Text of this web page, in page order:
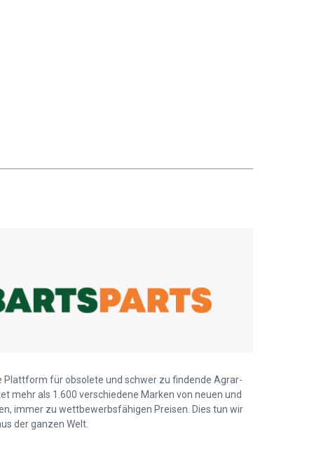
Plattform für obsolete und schwer zu findende Agrar-
mehr als 1.600 verschiedene Marken von neuen und
immer zu wettbewerbsfähigen Preisen. Dies tun wir
der ganzen Welt.